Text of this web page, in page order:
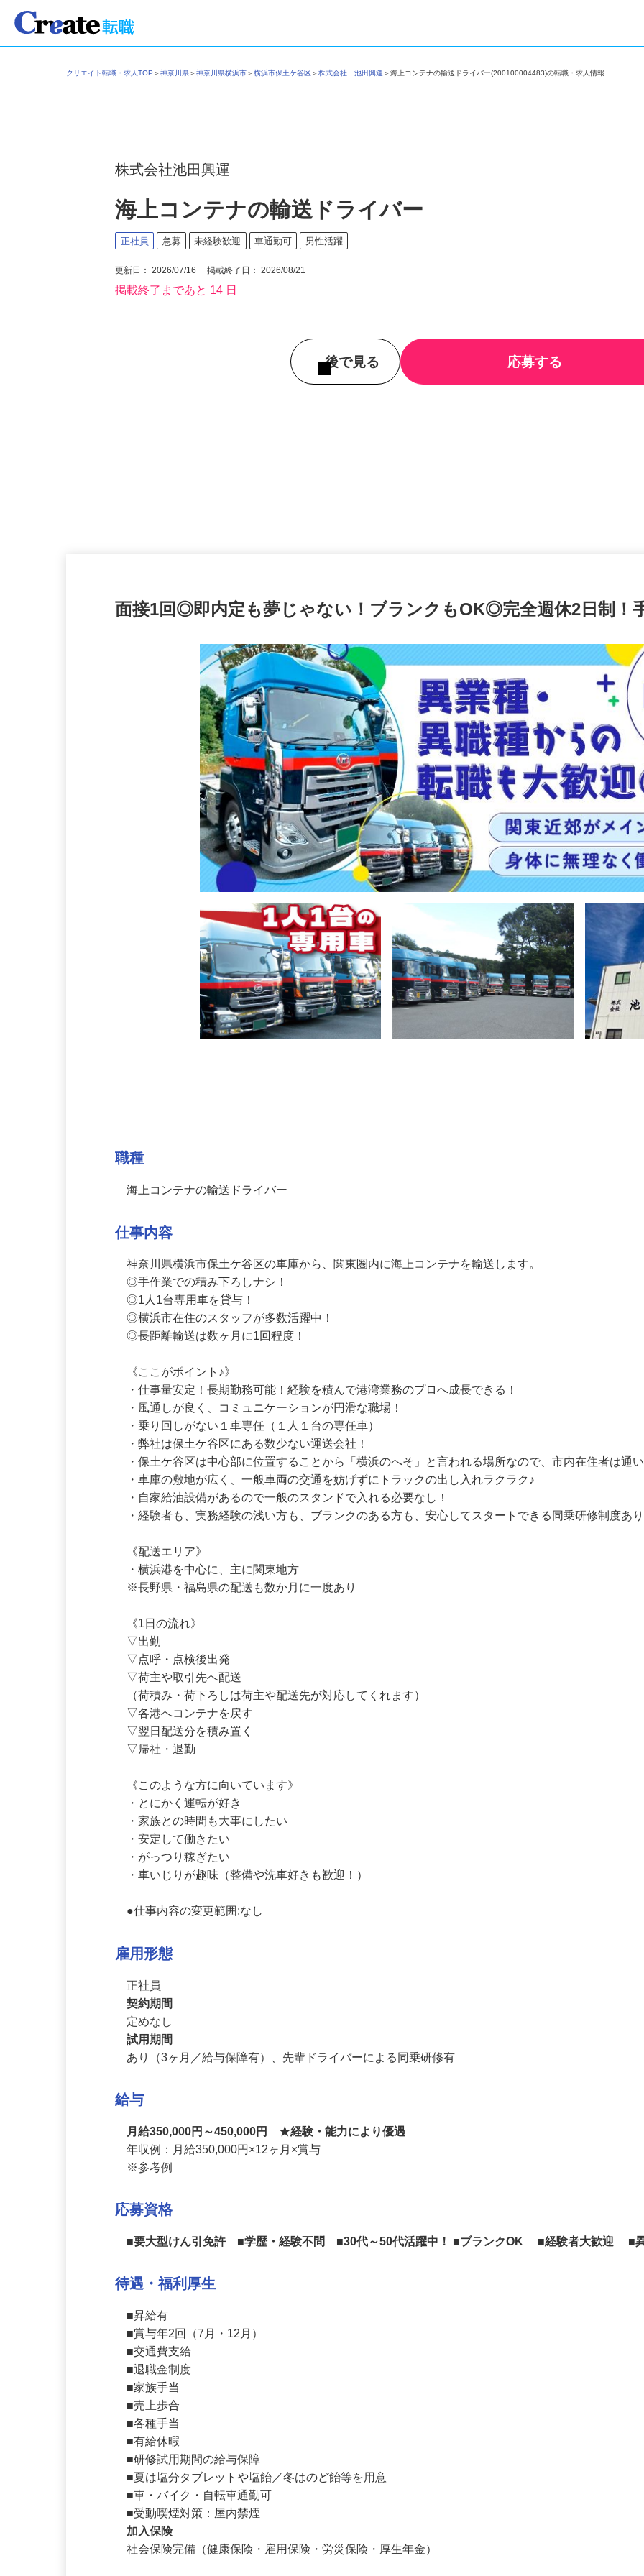
クリエイト転職・求人TOP＞神奈川県＞神奈川県横浜市＞横浜市保土ケ谷区＞株式会社 池田興運＞海上コンテナの輸送ドライバー(200100004483)の転職・求人情報
株式会社池田興運
海上コンテナの輸送ドライバー
正社員 急募 未経験歓迎 車通勤可 男性活躍
更新日： 2026/07/16 掲載終了日： 2026/08/21
掲載終了まであと 14 日
後で見る 応募する
面接1回◎即内定も夢じゃない！ブランクもOK◎完全週休2日制！
神奈川県横浜市保土ケ谷区の車庫から、関東圏内に海上コンテナを輸送します。
◎手作業での積み下ろしナシ！
◎1人1台専用車を貸与！
◎横浜市在住のスタッフが多数活躍中！
《ここがポイント♪》
・仕事量安定！長期勤務可能！経験を積んで港湾業務のプロへ成長できる！
・風通しが良く、コミュニケーションが円滑な職場！
・乗り回しがない１車専任（１人１台の専任車）
・弊社は保土ケ谷区にある数少ない運送会社！
・保土ケ谷区は中心部に位置することから「横浜のへそ」と言われる場所なので、市内在住者は通
・車庫の敷地が広く、一般車両の交通を妨げずにトラックの出し入れラクラク♪
・自家給油設備があるので一般のスタンドで入れる必要なし！
《配送エリア》
・横浜港を中心に、主に関東地方
《1日の流れ》
▽出勤
▽点呼・点検後出発
▽荷主や取引先へ配送
（荷積み・荷下ろしは荷主や配送先が対応してくれます）
▽各港へコンテナを戻す
▽帰社・退勤
《このような方に向いています》
・とにかく運転が好き
・家族との時間も大事にしたい
・安定して働きたい
・車いじりが趣味（整備や洗車好きも歓迎！）
雇用形態
正社員
契約期間
定めなし
あり（3ヶ月／給与保障有）、先輩ドライバーによる同乗研修有
給与
月給350,000円～450,000円 ★経験・能力により優遇
※参考例
応募資格
■要大型けん引免許 ■学歴・経験不問 ■30代～50代活躍中！ ■ブランクOK ■経験者大歓迎 ■
待遇・福利厚生
■昇給有
■賞与年2回（7月・12月）
■交通費支給
■退職金制度
■家族手当
■売上歩合
■各種手当
■有給休暇
■研修試用期間の給与保障
■夏は塩分タブレットや塩飴／冬はのど飴等を用意
■車・バイク・自転車通勤可
■受動喫煙対策：屋内禁煙